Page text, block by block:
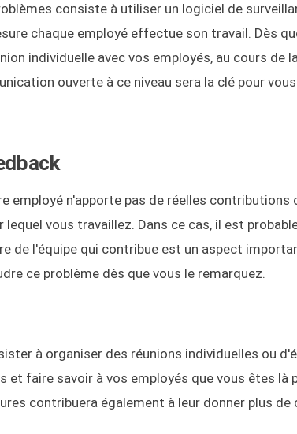
consiste à utiliser un logiciel de
chaque employé effectue son travail. Dès
individuelle avec vos employés, au cours de
ouverte à ce niveau sera la clé pour
employé n'apporte pas de réelles contributions
vous travaillez. Dans ce cas, il est
de l'équipe qui contribue est un aspect
ce problème dès que vous le remarquez.
à organiser des réunions individuelles ou
faire savoir à vos employés que vous êtes là
contribuera également à leur donner plus de